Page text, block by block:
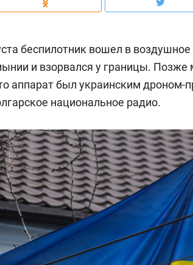
беспилотник вошел в воздушное
и взорвался у границы.
аппарат был украинским дроном-
национальное радио.